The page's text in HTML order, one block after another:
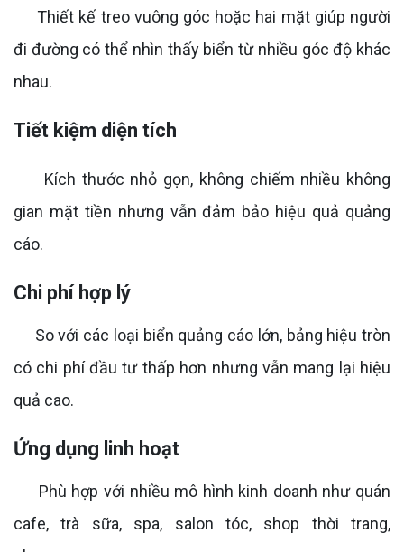
Thiết kế treo vuông góc hoặc hai mặt giúp người
đi đường có thể nhìn thấy biển từ nhiều góc độ khác
nhau.
Tiết kiệm diện tích
Kích thước nhỏ gọn, không chiếm nhiều không
gian mặt tiền nhưng vẫn đảm bảo hiệu quả quảng
cáo.
Chi phí hợp lý
So với các loại biển quảng cáo lớn, bảng hiệu tròn
có chi phí đầu tư thấp hơn nhưng vẫn mang lại hiệu
quả cao.
Ứng dụng linh hoạt
Phù hợp với nhiều mô hình kinh doanh như quán
cafe, trà sữa, spa, salon tóc, shop thời trang,